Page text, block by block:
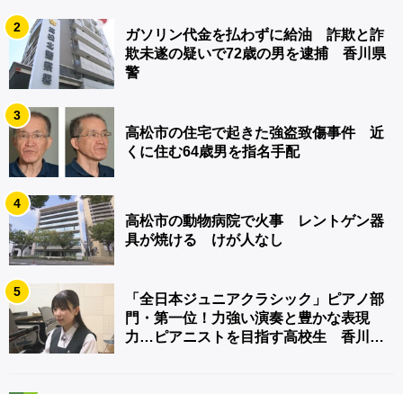
2
ガソリン代金を払わずに給油 詐欺と詐
欺未遂の疑いで72歳の男を逮捕 香川県
警
3
高松市の住宅で起きた強盗致傷事件 近
くに住む64歳男を指名手配
4
高松市の動物病院で火事 レントゲン器
具が焼ける けが人なし
5
「全日本ジュニアクラシック」ピアノ部
門・第一位！力強い演奏と豊かな表現
力…ピアニストを目指す高校生 香川